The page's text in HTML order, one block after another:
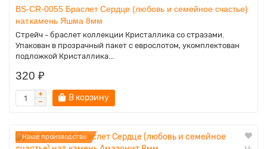
BS-CR-0055 Браслет Сердце (любовь и семейное счастье)
нат.камень Яшма 8мм
Стрейч - браслет коллекции Кристаллика со стразами.
Упакован в прозрачный пакет с еврослотом, укомплектован
подложкой Кристаллика...
320 ₽
В корзину
Наше производство